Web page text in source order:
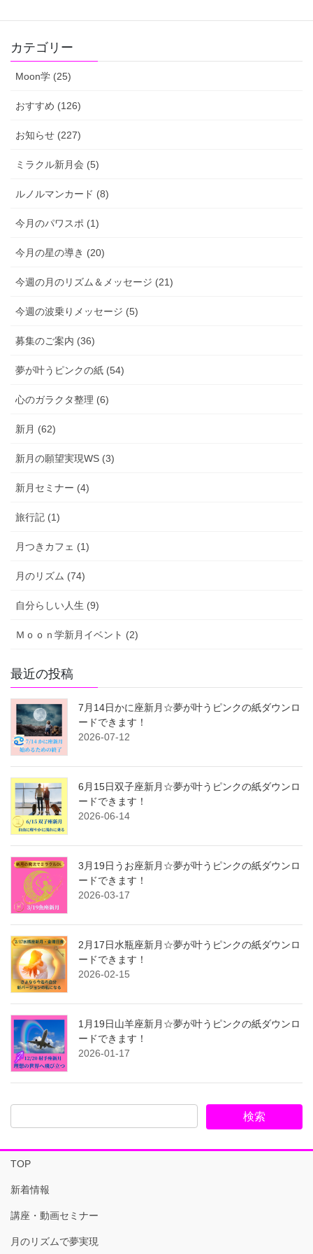
カテゴリー
Moon学 (25)
おすすめ (126)
お知らせ (227)
ミラクル新月会 (5)
ルノルマンカード (8)
今月のパワスポ (1)
今月の星の導き (20)
今週の月のリズム＆メッセージ (21)
今週の波乗りメッセージ (5)
募集のご案内 (36)
夢が叶うピンクの紙 (54)
心のガラクタ整理 (6)
新月 (62)
新月の願望実現WS (3)
新月セミナー (4)
旅行記 (1)
月つきカフェ (1)
月のリズム (74)
自分らしい人生 (9)
Ｍｏｏｎ学新月イベント (2)
最近の投稿
7月14日かに座新月☆夢が叶うピンクの紙ダウンロ
ードできます！
2026-07-12
6月15日双子座新月☆夢が叶うピンクの紙ダウンロ
ードできます！
2026-06-14
3月19日うお座新月☆夢が叶うピンクの紙ダウンロ
ードできます！
2026-03-17
2月17日水瓶座新月☆夢が叶うピンクの紙ダウンロ
ードできます！
2026-02-15
1月19日山羊座新月☆夢が叶うピンクの紙ダウンロ
ードできます！
2026-01-17
TOP
新着情報
講座・動画セミナー
月のリズムで夢実現